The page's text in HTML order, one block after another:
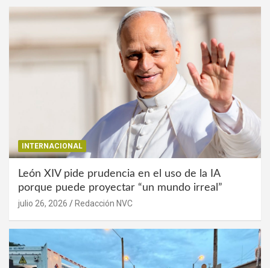
INTERNACIONAL
León XIV pide prudencia en el uso de la IA
porque puede proyectar “un mundo irreal”
julio 26, 2026 Redacción NVC